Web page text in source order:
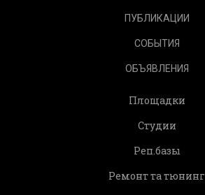
ПУБЛИКАЦИИ
СОБЫТИЯ
ОБЪЯВЛЕНИЯ
Площадки
Студии
Реп.базы
Ремонт та тюнинг